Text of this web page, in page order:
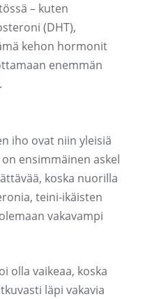
– kuten
(DHT),
kehon hormonit
enemmän
iho ovat niin yleisiä
ensimmäinen askel
koska nuorilla
teini-ikäisten
vakavampi
olla vaikeaa, koska
läpi vakavia